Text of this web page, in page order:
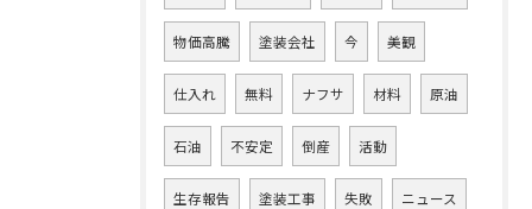
物価高騰 塗装会社 今 美観
仕入れ 無料 ナフサ 材料 原油
石油 不安定 倒産 活動
生存報告 塗装工事 失敗 ニュース